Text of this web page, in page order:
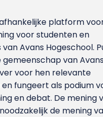
platform
voor studenten en
Avans Hoge­school.
van Avans
voor hen relevante
fungeert als podium
en debat. De mening
de mening